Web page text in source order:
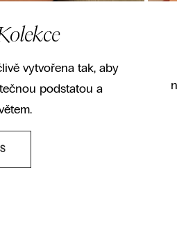
vytvořena tak, aby
podstatou a